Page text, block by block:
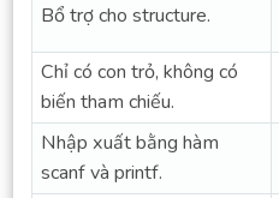
Bổ trợ cho structure.
Chỉ có con trỏ, không có
biến tham chiếu.
Nhập xuất bằng hàm
scanf và printf.